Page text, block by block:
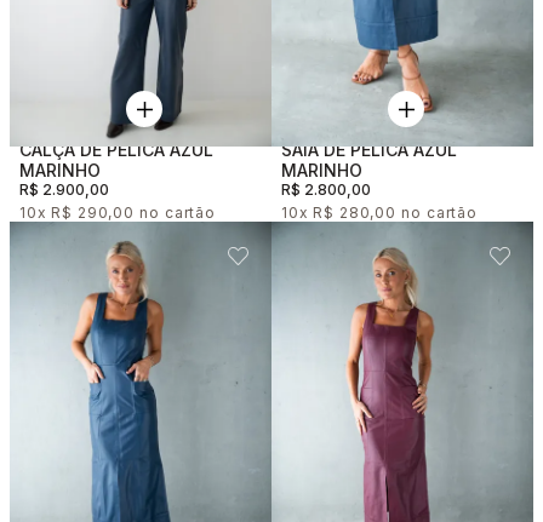
CALÇA DE PELICA AZUL
MARINHO
R$ 2.900,00
10x R$ 290,00
SAIA DE PELICA AZUL
MARINHO
R$ 2.800,00
10x R$ 280,00